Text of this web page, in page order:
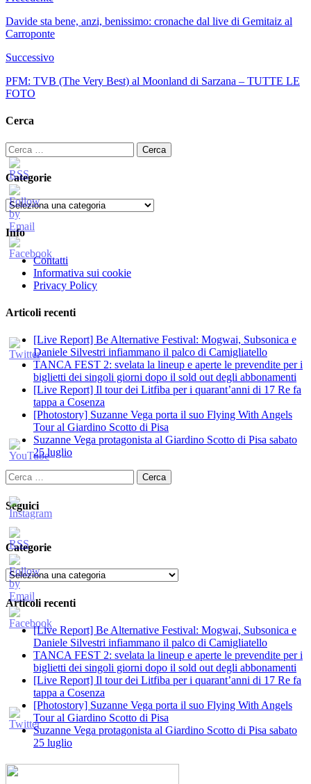
Davide sta bene, anzi, benissimo: cronache dal live di Gemitaiz al
Carroponte
Successivo
PFM: TVB (The Very Best) al Moonland di Sarzana – TUTTE LE
FOTO
Cerca
Ricerca
per:
Categorie
Categorie
Info
Contatti
Informativa sui cookie
Privacy Policy
Articoli recenti
[Live Report] Be Alternative Festival: Mogwai, Subsonica e
Daniele Silvestri infiammano il palco di Camigliatello
TANCA FEST 2: svelata la lineup e aperte le prevendite per i
biglietti dei singoli giorni dopo il sold out degli abbonamenti
[Live Report] Il tour dei Litfiba per i quarant’anni di 17 Re fa
tappa a Cosenza
[Photostory] Suzanne Vega porta il suo Flying With Angels
Tour al Giardino Scotto di Pisa
Suzanne Vega protagonista al Giardino Scotto di Pisa sabato
25 luglio
Ricerca
per:
Seguici
Categorie
Categorie
Articoli recenti
[Live Report] Be Alternative Festival: Mogwai, Subsonica e
Daniele Silvestri infiammano il palco di Camigliatello
TANCA FEST 2: svelata la lineup e aperte le prevendite per i
biglietti dei singoli giorni dopo il sold out degli abbonamenti
[Live Report] Il tour dei Litfiba per i quarant’anni di 17 Re fa
tappa a Cosenza
[Photostory] Suzanne Vega porta il suo Flying With Angels
Tour al Giardino Scotto di Pisa
Suzanne Vega protagonista al Giardino Scotto di Pisa sabato
25 luglio